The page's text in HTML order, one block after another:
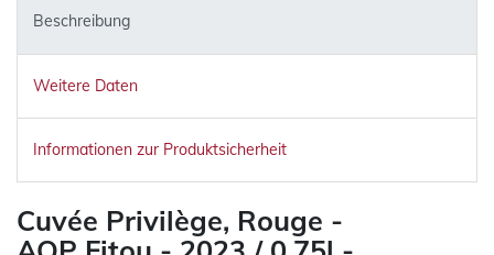
Beschreibung
Weitere Daten
Informationen zur Produktsicherheit
Cuvée Privilège, Rouge -